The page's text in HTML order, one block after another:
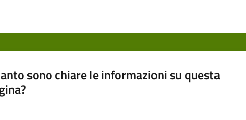
sono chiare le informazioni su questa